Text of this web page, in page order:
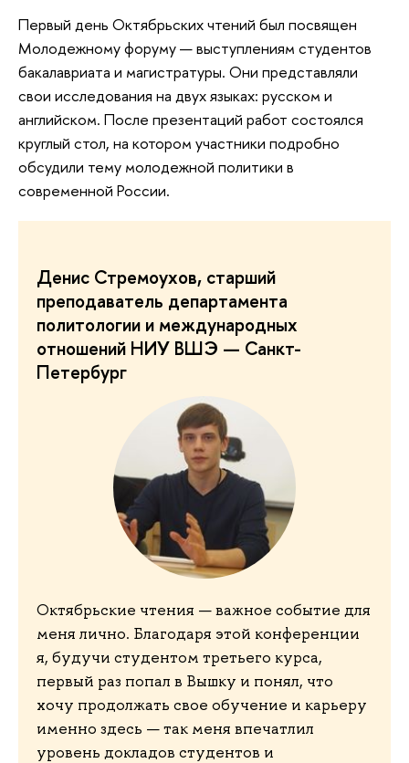
Первый день Октябрьских чтений был посвящен
Молодежному форуму — выступлениям студентов
бакалавриата и магистратуры. Они представляли
свои исследования на двух языках: русском и
английском. После презентаций работ состоялся
круглый стол, на котором участники подробно
обсудили тему молодежной политики в
современной России.
Денис Стремоухов, старший
преподаватель департамента
политологии и международных
отношений НИУ ВШЭ — Санкт-
Петербург
Октябрьские чтения — важное событие для
меня лично. Благодаря этой конференции
я, будучи студентом третьего курса,
первый раз попал в Вышку и понял, что
хочу продолжать свое обучение и карьеру
именно здесь — так меня впечатлил
уровень докладов студентов и